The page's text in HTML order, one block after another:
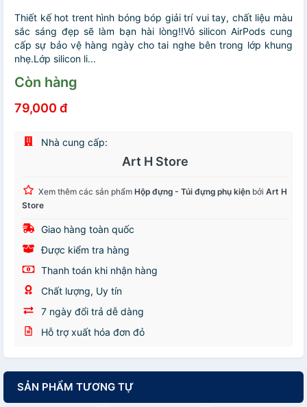
Thiết kế hot trent hình bóng bóp giải trí vui tay, chất liệu màu
sắc sáng đẹp sẽ làm bạn hài lòng!!Vỏ silicon AirPods cung
cấp sự bảo vệ hàng ngày cho tai nghe bên trong lớp khung
nhẹ.Lớp silicon li...
Còn hàng
79,000 đ
Nhà cung cấp:
Art H Store
Xem thêm các sản phẩm Hộp đựng - Túi đựng phụ kiện bởi Art H
Store
Giao hàng toàn quốc
Được kiểm tra hàng
Thanh toán khi nhận hàng
Chất lượng, Uy tín
7 ngày đổi trả dễ dàng
Hỗ trợ xuất hóa đơn đỏ
SẢN PHẨM TƯƠNG TỰ